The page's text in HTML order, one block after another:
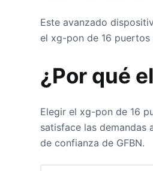
Este avanzado
el xg-pon de 16
¿Por qué
Elegir el xg-pon de 16
satisface las demandas
de confianza de GFBN.